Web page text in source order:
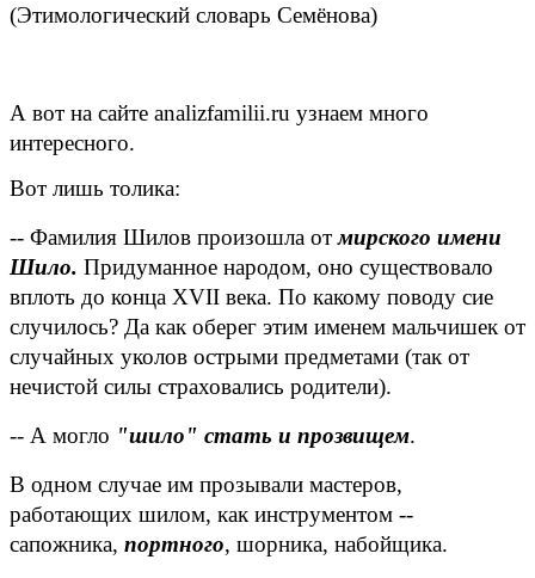
(Этимологический словарь Семёнова)
А вот на сайте analizfamilii.ru узнаем много
интересного.
Вот лишь толика:
-- Фамилия Шилов произошла отмирского имени
Шило. Придуманное народом, оно существовало
вплоть до конца XVII века. По какому поводу сие
случилось? Да как оберег этим именем мальчишек от
случайных уколов острыми предметами (так от
нечистой силы страховались родители).
-- А могло "шило" стать и прозвищем.
В одном случае им прозывали мастеров,
работающих шилом, как инструментом --
сапожника, портного, шорника, набойщика.